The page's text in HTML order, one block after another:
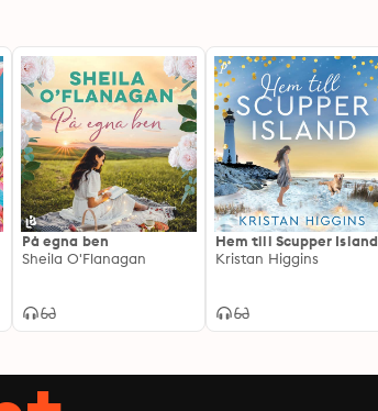
På egna ben
Sheila O'Flanagan
Hem till Scupper Island
Kristan Higgins